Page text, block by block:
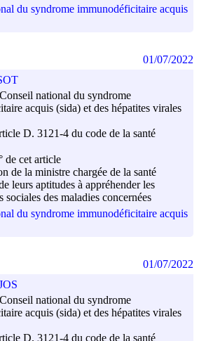
du syndrome immunodéficitaire acquis
national du syndrome
acquis (sida) et des hépatites virales
D. 3121-4 du code de la santé
de cet article
de la ministre chargée de la santé
leurs aptitudes à appréhender les
sociales des maladies concernées
du syndrome immunodéficitaire acquis
01/07/2022
national du syndrome
acquis (sida) et des hépatites virales
D. 3121-4 du code de la santé
01/07/2022